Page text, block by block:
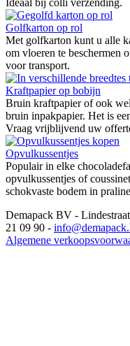
Ideaal bij colli verzending.
Golfkarton op rol
Met golfkarton kunt u alle
om vloeren te beschermen
voor transport.
Kraftpapier op bobijn
Bruin kraftpapier of ook
bruin inpakpapier. Het is
Vraag vrijblijvend uw
Opvulkussentjes
Populair in elke
opvulkussentjes of
schokvaste bodem in
Demapack BV -
21 09 90 -
Algemene